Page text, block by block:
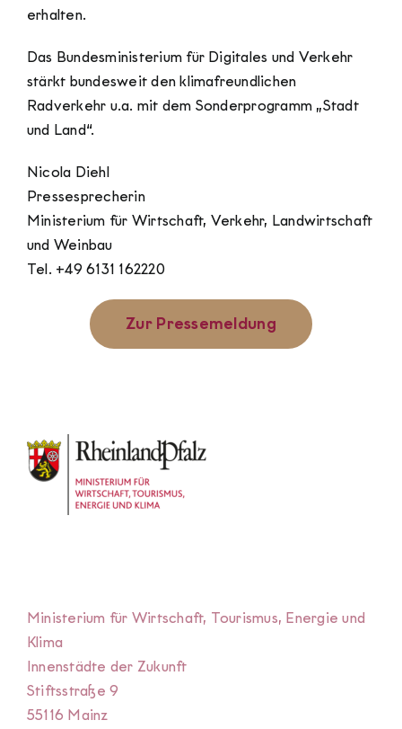
erhalten.
Das Bundesministerium für Digitales und Verkehr
stärkt bundesweit den klimafreundlichen
Radverkehr u.a. mit dem Sonderprogramm „Stadt
und Land“.
Nicola Diehl
Pressesprecherin
Ministerium für Wirtschaft, Verkehr, Landwirtschaft
und Weinbau
Tel. +49 6131 162220
Zur Pressemeldung
Ministerium für Wirtschaft, Tourismus, Energie und
Klima
Innenstädte der Zukunft
Stiftsstraße 9
55116 Mainz